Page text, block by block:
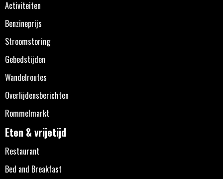
Activiteiten
Benzineprijs
Stroomstoring
Gebedstijden
Wandelroutes
Overlijdensberichten
Rommelmarkt
Eten & vrijetijd
Restaurant
Bed and Breakfast